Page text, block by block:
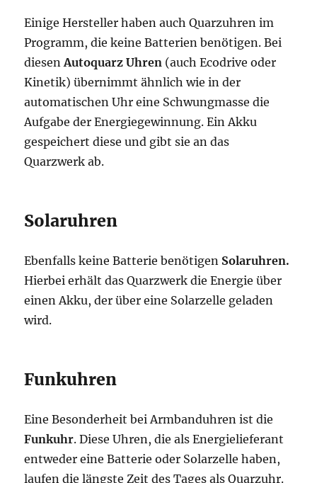
Einige Hersteller haben auch Quarzuhren im
Programm, die keine Batterien benötigen. Bei
diesenAutoquarz Uhren (auch Ecodrive oder
Kinetik) übernimmt ähnlich wie in der
automatischen Uhr eine Schwungmasse die
Aufgabe der Energiegewinnung. Ein Akku
gespeichert diese und gibt sie an das
Quarzwerk ab.
Solaruhren
Ebenfalls keine Batterie benötigen Solaruhren.
Hierbei erhält das Quarzwerk die Energie über
einen Akku, der über eine Solarzelle geladen
wird.
Funkuhren
Eine Besonderheit bei Armbanduhren ist die
Funkuhr. Diese Uhren, die als Energielieferant
entweder eine Batterie oder Solarzelle haben,
laufen die längste Zeit des Tages als Quarzuhr.